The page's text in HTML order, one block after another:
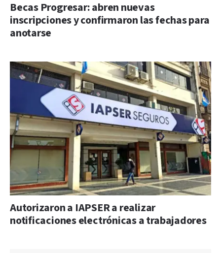
Becas Progresar: abren nuevas
inscripciones y confirmaron las fechas para
anotarse
Autorizaron a IAPSER a realizar
notificaciones electrónicas a trabajadores